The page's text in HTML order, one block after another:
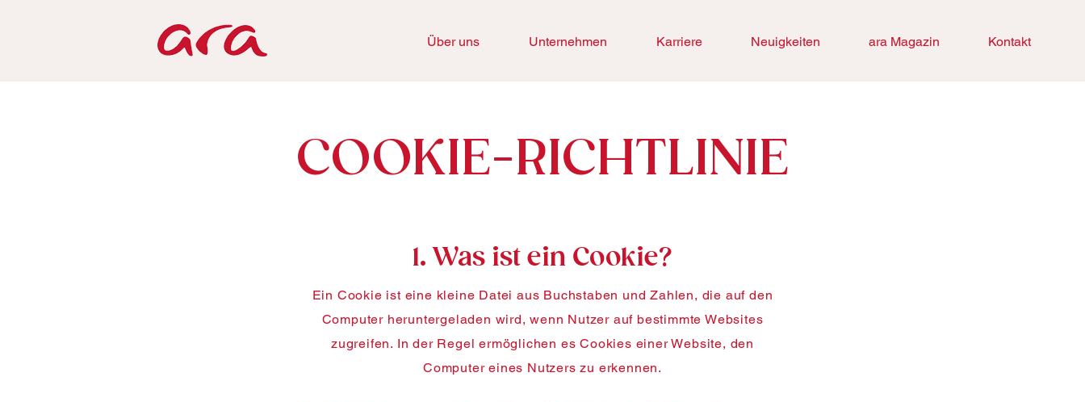
Über uns Unternehmen Karriere Neuigkeiten ara Magazin Kontakt
COOKIE-RICHTLINIE
1. Was ist ein Cookie?
Ein Cookie ist eine kleine Datei aus Buchstaben und Zahlen, die auf den
Computer heruntergeladen wird, wenn Nutzer auf bestimmte Websites
zugreifen. In der Regel ermöglichen es Cookies einer Website, den
Computer eines Nutzers zu erkennen.